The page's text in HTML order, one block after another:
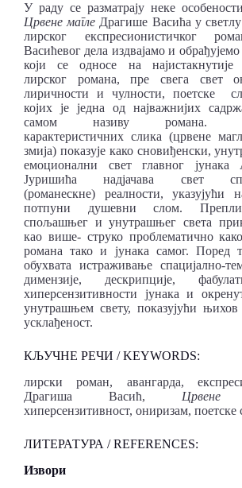
У раду се разматрају неке
Црвене магле Драгише Васића у
лирског експресионистичког
Васићевог дела издвајамо и
који се односе на најистакнутије
лирског романа, пре свега свет
лиричности и чулности, поетске
којих је једна од најважнијих
самом називу романа.
карактеристичних слика (црвене
змија) показује како сновиђенски,
емоционални свет главног јунака
Јуришића надјачава свет
(романескне) реалности, указујући
потпуни душевни слом.
спољашњег и унутрашњег света
као више- струко проблематично
романа тако и јунака самог. Поред
обухвата истраживање спацијално-
димензије, дескрипције,
хиперсензитивности јунака и
унутрашњем свету, показујући
усклађеност.
КЉУЧНЕ РЕЧИ / KEYWORDS:
лирски роман, авангарда,
Драгиша Васић, Црвене
хиперсензитивност, ониризам, поетске
ЛИТЕРАТУРА / REFERENCES:
Извори